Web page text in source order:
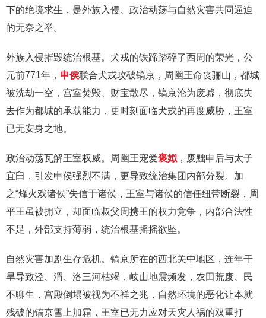
下的绝境求生，是外族入侵、政治动荡与自然灾害共同逼迫
的无奈之举。
外族入侵摧毁统治根基。犬戎的铁蹄踏碎了西周的荣光，公
元前771年， 申侯联合犬戎攻破镐京，周幽王命丧骊山，都城
被洗劫一空，宫室焚毁、财宝散尽，镐京沦为废墟，彻底失
去作为都城的承载能力，更时刻面临犬戎的再度威胁，王室
已无安身之地。
政治动荡瓦解王室权威。周幽王宠爱褒姒 ，废黜申后与太子
宜臼，引发申侯强烈不满，更导致统治集团内部分裂。加
之“烽火戏诸侯”失信于诸侯，王室与诸侯的信任纽带断裂，周
平王虽被拥立，却面临叔父周携王的权力竞争，内部合法性
不足，外部支持薄弱，统治根基摇摇欲坠。
自然灾害加剧生存危机。镐京所在的西北关中地区，连年干
旱导致泾、渭、洛三河枯竭，岐山地震频发，农田荒废、民
不聊生，宫殿倒塌被视为不祥之兆，自然环境的恶化让本就
残破的镐京雪上加霜，王室已无力应对天灾人祸的双重打